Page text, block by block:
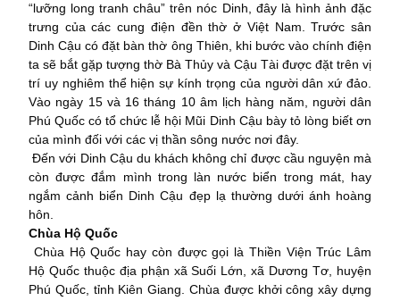
“lưỡng long tranh châu” trên nóc Dinh, đây là hình ảnh đặc
trưng của các cung điện đền thờ ở Việt Nam. Trước sân
Dinh Cậu có đặt bàn thờ ông Thiên, khi bước vào chính điện
ta sẽ bắt gặp tượng thờ Bà Thủy và Cậu Tài được đặt trên vị
trí uy nghiêm thể hiện sự kính trọng của người dân xứ đảo.
Vào ngày 15 và 16 tháng 10 âm lịch hàng năm, người dân
Phú Quốc có tổ chức lễ hội Mũi Dinh Cậu bày tỏ lòng biết ơn
của mình đối với các vị thần sông nước nơi đây.
Đến với Dinh Cậu du khách không chỉ được cầu nguyện mà
còn được đắm mình trong làn nước biển trong mát, hay
ngắm cảnh biển Dinh Cậu đẹp lạ thường dưới ánh hoàng
hôn.
Chùa Hộ Quốc
Chùa Hộ Quốc hay còn được gọi là Thiền Viện Trúc Lâm
Hộ Quốc thuộc địa phận xã Suối Lớn, xã Dương Tơ, huyện
Phú Quốc, tỉnh Kiên Giang. Chùa được khởi công xây dựng